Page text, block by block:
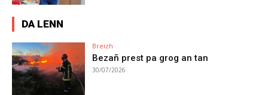
DA LENN
Breizh
Bezañ prest pa grog an tan
30/07/2026